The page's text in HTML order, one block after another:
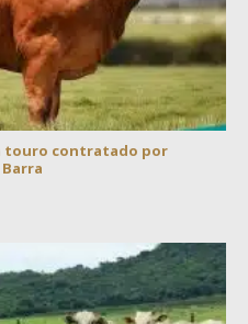
touro contratado por